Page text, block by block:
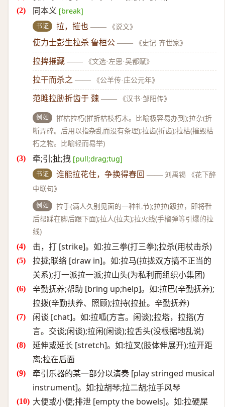
同本义 [break]
书证 拉，摧也 —— 《说文》
使力士彭生拉杀 鲁桓公 —— 《史记·齐世家》
拉捭摧藏 —— 《文选·左思·吴都赋》
拉干而杀之 —— 《公羊传·庄公元年》
范雎拉胁折齿于 魏 —— 《汉书·邹阳传》
例如
摧枯拉朽(摧折枯枝朽木。比喻极容易办到);拉杂(折
断弄碎。后用以指杂乱而没有条理);拉齿(折齿);拉枯(摧毁枯
朽之物。比喻轻而易举)
牵;引;扯;拽 [pull;drag;tug]
书证 谁能拉花住，争换得春回 —— 刘禹锡 《花下醉
中联句》
例如
拉手(满人久别见面的一种礼节);拉拉(趿拉，即将鞋
后帮踩在脚后跟下面);拉人(拉夫);拉火线(手榴弹等引爆的拉
线)
击，打 [strike]。如:拉三拳(打三拳);拉杀(用杖击杀)
拉拢;联络 [draw in]。如:拉马(拉拢双方搞不正当的
关系);打一派拉一派;拉山头(为私利而组织小集团)
辛勤抚养;帮助 [bring up;help]。如:拉巴(辛勤抚养);
拉拨(辛勤扶养、照顾);拉持(拉扯。辛勤抚养)
闲谈 [chat]。如:拉呱(方言。闲谈);拉塔，拉搭(方
言。交谈;闲谈);拉闲(闲谈);拉舌头(没根据地乱说)
延伸或延长 [stretch]。如:拉叉(肢体伸展开);拉开距
离;拉在后面
牵引乐器的某一部分以演奏 [play stringed musical
instrument]。如:拉胡琴;拉二胡;拉手风琴
大便或小便;排泄 [empty the bowels]。如:拉硬屎